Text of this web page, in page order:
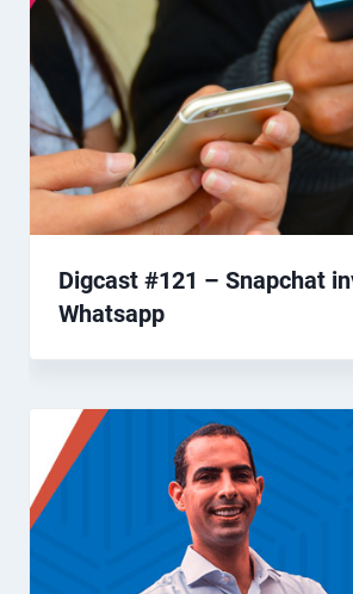
Digcast #121 – Snapchat
Whatsapp